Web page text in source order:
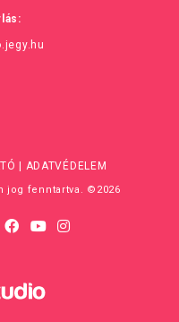
ADATVÉDELEM
jog fenntartva. ©2026